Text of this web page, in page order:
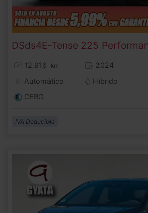
DSds4
12.916 km
2024
Automático
Híbrido
CERO
IVA Deducible